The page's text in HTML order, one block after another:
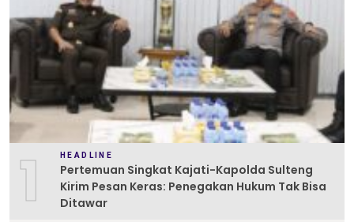
1 HEADLINE
Pertemuan Singkat Kajati-Kapolda Sulteng
Kirim Pesan Keras: Penegakan Hukum Tak Bisa
Ditawar